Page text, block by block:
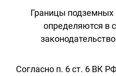
Границы подземных
определяются в
Согласно п. 6 ст. 6 ВК